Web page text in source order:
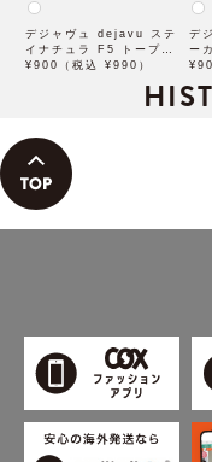
デジャヴュ dejavu ステ
イナチュラ F5 トープベー
ジュ【アイブロウ】【イミ
¥900（税込 ¥990）
デ
ー
ベ